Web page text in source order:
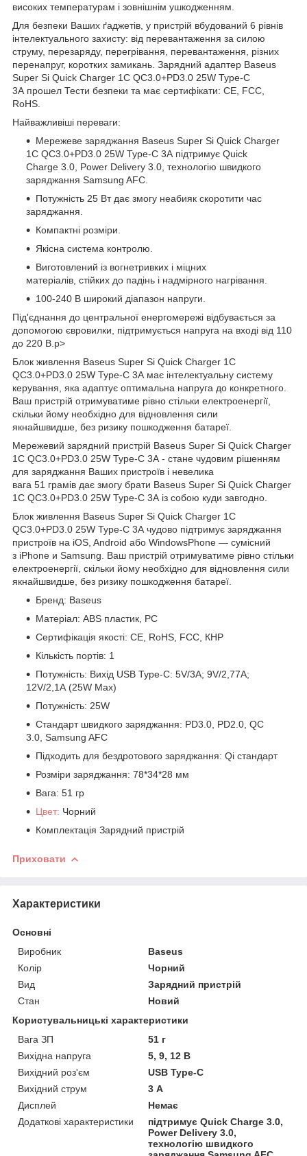
високих температурам і зовнішнім ушкодженням.
Для безпеки Ваших ґаджетів, у пристрій вбудований 6 рівнів
інтелектуального захисту: від перевантаження за силою
струму, перезаряду, перегрівання, перевантаження, різних
перенапруг, коротких замикань. Зарядний адаптер Baseus
Super Si Quick Charger 1C QC3.0+PD3.0 25W Type-C
3A прошел Тести безпеки та має сертифікати: CE, FCC,
RoHS.
Найважливіші переваги:
Мережеве заряджання Baseus Super Si Quick Charger
1C QC3.0+PD3.0 25W Type-C 3A підтримує Quick
Charge 3.0, Power Delivery 3.0, технологію швидкого
заряджання Samsung AFC.
Потужність 25 Вт дає змогу неабияк скоротити час
заряджання.
Компактні розміри.
Якісна система контролю.
Виготовлений із вогнетривких і міцних
матеріалів, стійких до падінь і надмірного нагрівання.
100-240 В широкий діапазон напруги.
Під'єднання до центральної енергомережі відбувається за
допомогою євровилки, підтримується напруга на вході від 110
до 220 В.p>
Блок живлення Baseus Super Si Quick Charger 1C
QC3.0+PD3.0 25W Type-C 3A має інтелектуальну систему
керування, яка адаптує оптимальна напруга до конкретного.
Ваш пристрій отримуватиме рівно стільки електроенергії,
скільки йому необхідно для відновлення сили
якнайшвидше, без ризику пошкодження батареї.
Мережевий зарядний пристрій Baseus Super Si Quick Charger
1C QC3.0+PD3.0 25W Type-C 3A - стане чудовим рішенням
для заряджання Ваших пристроїв і невелика
вага 51 грамів дає змогу брати Baseus Super Si Quick Charger
1C QC3.0+PD3.0 25W Type-C 3A із собою куди завгодно.
Блок живлення Baseus Super Si Quick Charger 1C
QC3.0+PD3.0 25W Type-C 3A чудово підтримує заряджання
пристроїв на iOS, Android або WindowsPhone — сумісний
з iPhone и Samsung. Ваш пристрій отримуватиме рівно стільки
електроенергії, скільки йому необхідно для відновлення сили
якнайшвидше, без ризику пошкодження батареї.
Бренд: Baseus
Матеріал: ABS пластик, PC
Сертифікація якості: CE, RoHS, FCC, КНР
Кількість портів: 1
Потужність: Вихід USB Type-C: 5V/3А; 9V/2,77А;
12V/2,1А (25W Max)
Потужність: 25W
Стандарт швидкого заряджання: PD3.0, PD2.0, QC
3.0, Samsung AFC
Підходить для бездротового заряджання: Qi стандарт
Розміри заряджання: 78*34*28 мм
Вага: 51 гр
Цвет: Чорний
Комплектація Зарядний пристрій
Приховати
Характеристики
Основні
Виробник
Baseus
Колір
Чорний
Вид
Зарядний пристрій
Стан
Новий
Користувальницькі характеристики
Вага ЗП
51 г
Вихідна напруга
5, 9, 12 В
Вихідний роз'єм
USB Type-C
Вихідний струм
3 А
Дисплей
Немає
Додаткові характеристики
підтримує Quick Charge 3.0,
Power Delivery 3.0,
технологію швидкого